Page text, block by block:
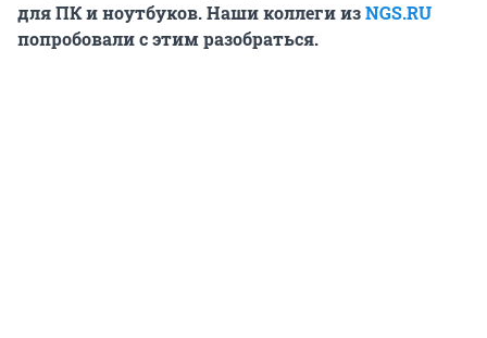
для ПК и ноутбуков. Наши коллеги изNGS.RU
попробовали с этим разобраться.